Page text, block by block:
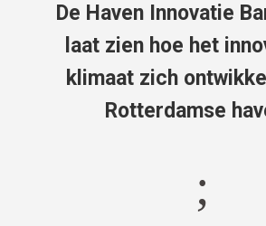
De Haven Innovatie
laat zien hoe het
klimaat zich
Rotterdamse
;